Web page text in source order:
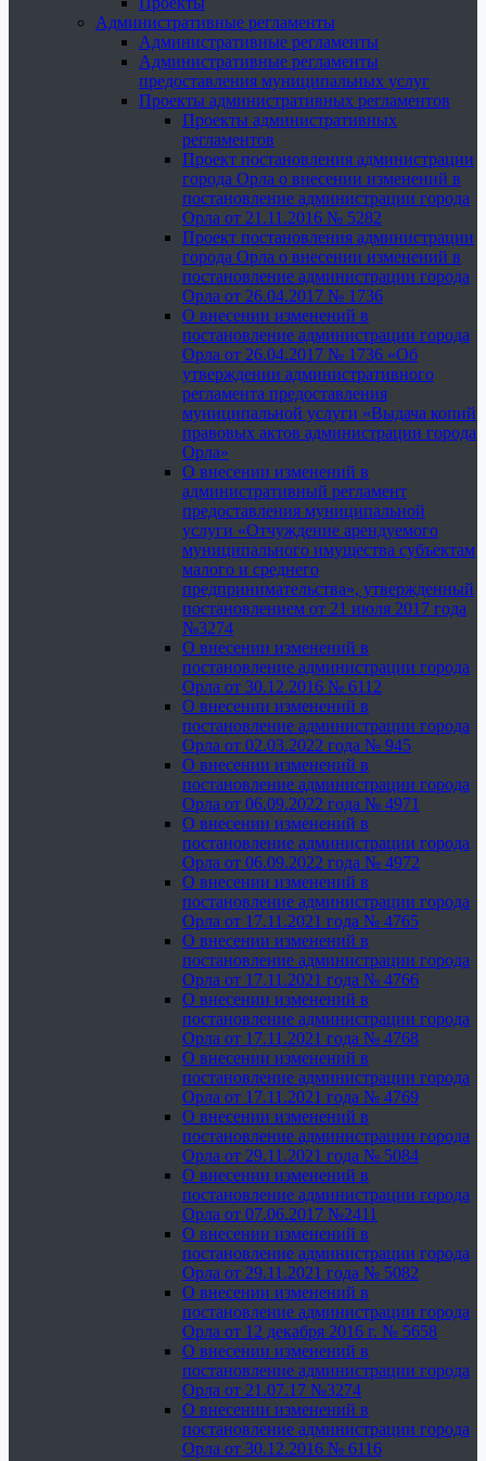
Административные регламенты
Административные регламенты
Административные регламенты
предоставления муниципальных услуг
Проекты административных регламентов
Проекты административных
регламентов
Проект постановления администрации
города Орла о внесении изменений в
постановление администрации города
Орла от 21.11.2016 № 5282
Проект постановления администрации
города Орла о внесении изменений в
постановление администрации города
Орла от 26.04.2017 № 1736
О внесении изменений в
постановление администрации города
Орла от 26.04.2017 № 1736 «Об
утверждении административного
регламента предоставления
муниципальной услуги «Выдача копий
правовых актов администрации города
Орла»
О внесении изменений в
административный регламент
предоставления муниципальной
услуги «Отчуждение арендуемого
муниципального имущества субъектам
малого и среднего
предпринимательства», утвержденный
постановлением от 21 июля 2017 года
№3274
О внесении изменений в
постановление администрации города
Орла от 30.12.2016 № 6112
О внесении изменений в
постановление администрации города
Орла от 02.03.2022 года № 945
О внесении изменений в
постановление администрации города
Орла от 06.09.2022 года № 4971
О внесении изменений в
постановление администрации города
Орла от 06.09.2022 года № 4972
О внесении изменений в
постановление администрации города
Орла от 17.11.2021 года № 4765
О внесении изменений в
постановление администрации города
Орла от 17.11.2021 года № 4766
О внесении изменений в
постановление администрации города
Орла от 17.11.2021 года № 4768
О внесении изменений в
постановление администрации города
Орла от 17.11.2021 года № 4769
О внесении изменений в
постановление администрации города
Орла от 29.11.2021 года № 5084
О внесении изменений в
постановление администрации города
Орла от 07.06.2017 №2411
О внесении изменений в
постановление администрации города
Орла от 29.11.2021 года № 5082
О внесении изменений в
постановление администрации города
Орла от 12 декабря 2016 г. № 5658
О внесении изменений в
постановление администрации города
Орла от 21.07.17 №3274
О внесении изменений в
постановление администрации города
Орла от 30.12.2016 № 6116